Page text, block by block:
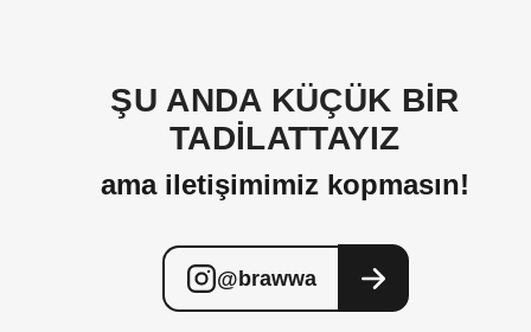
ŞU ANDA KÜÇÜK BİR
TADİLATTAYIZ
ama iletişimimiz kopmasın!
@brawwa